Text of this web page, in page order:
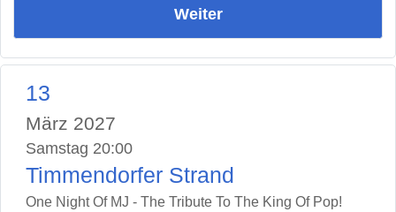
Weiter
13
März 2027
Samstag 20:00
Timmendorfer Strand
One Night Of MJ - The Tribute To The King Of Pop!